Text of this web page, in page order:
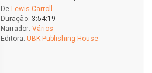
De Lewis Carroll
Duração: 3:54:19
Narrador: Vários
Editora: UBK Publishing House